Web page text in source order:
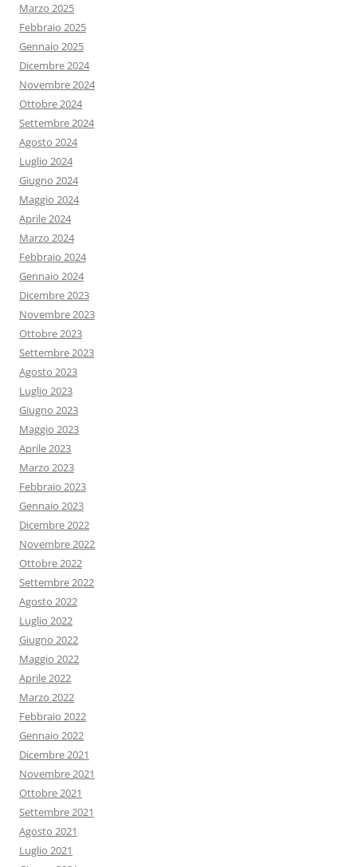
Marzo 2025
Febbraio 2025
Gennaio 2025
Dicembre 2024
Novembre 2024
Ottobre 2024
Settembre 2024
Agosto 2024
Luglio 2024
Giugno 2024
Maggio 2024
Aprile 2024
Marzo 2024
Febbraio 2024
Gennaio 2024
Dicembre 2023
Novembre 2023
Ottobre 2023
Settembre 2023
Agosto 2023
Luglio 2023
Giugno 2023
Maggio 2023
Aprile 2023
Marzo 2023
Febbraio 2023
Gennaio 2023
Dicembre 2022
Novembre 2022
Ottobre 2022
Settembre 2022
Agosto 2022
Luglio 2022
Giugno 2022
Maggio 2022
Aprile 2022
Marzo 2022
Febbraio 2022
Gennaio 2022
Dicembre 2021
Novembre 2021
Ottobre 2021
Settembre 2021
Agosto 2021
Luglio 2021